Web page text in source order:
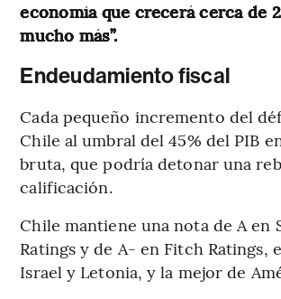
economía que crecerá cerca de
mucho más”.
Endeudamiento fiscal
Cada pequeño incremento del
Chile al umbral del 45% del PIB
bruta, que podría detonar una
calificación.
Chile mantiene una nota de A en
Ratings y de A- en Fitch Ratings,
Israel y Letonia, y la mejor de